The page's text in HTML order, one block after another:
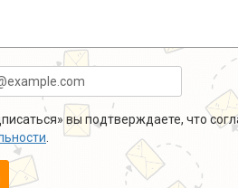
вы подтверждаете, что